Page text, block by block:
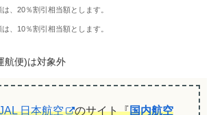
、20％割引相当額とします。
、10％割引相当額とします。
航便)は対象外
日本航空 のサイト『国内航空